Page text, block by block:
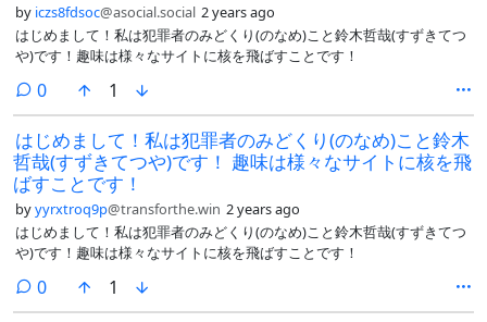
by iczs8fdsoc@asocial.social 2 years ago
はじめまして！私は犯罪者のみどくり(のなめ)こと鈴木哲哉(すずきてつ
や)です！趣味は様々なサイトに核を飛ばすことです！
0comments
1
はじめまして！私は犯罪者のみどくり(のなめ)こと鈴木
哲哉(すずきてつや)です！ 趣味は様々なサイトに核を飛
ばすことです！
byyyrxtroq9p@transforthe.win 2 years ago
はじめまして！私は犯罪者のみどくり(のなめ)こと鈴木哲哉(すずきてつ
や)です！趣味は様々なサイトに核を飛ばすことです！
0comments
1